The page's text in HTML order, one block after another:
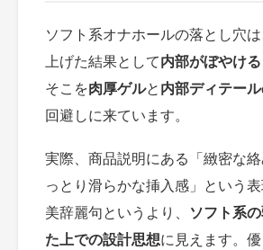
ソフト系オナホールの落とし穴
上げた結果として内部がぼやける
そこを肉厚ゲルと内部ディテー
回避しに来ています。
実際、商品説明にある「緻密な
っとり滑らかな挿入感」という
美辞麗句というより、 ソフト系
た上での設計思想に見えます。